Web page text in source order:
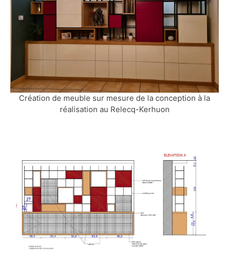
Création de meuble sur mesure de la conception à la
réalisation au Relecq-Kerhuon